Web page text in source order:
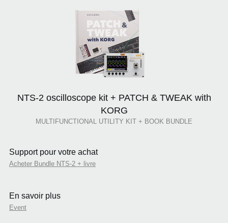
NTS-2 oscilloscope kit + PATCH & TWEAK with
KORG
MULTIFUNCTIONAL UTILITY KIT + BOOK BUNDLE
Support pour votre achat
Acheter Bundle NTS-2 + livre
En savoir plus
Event